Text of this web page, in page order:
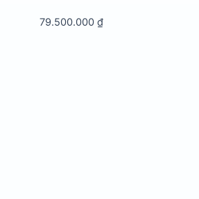
79.500.000₫